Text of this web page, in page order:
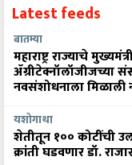
Latest feeds
बातम्या
महाराष्ट्र राज्याचे
ॲग्रीटेक्नॉलॉजीजच्या
नवसंशोधनाला
यशोगाथा
शेतीतून १०० कोटींची
क्रांती घडवणार डॉ.